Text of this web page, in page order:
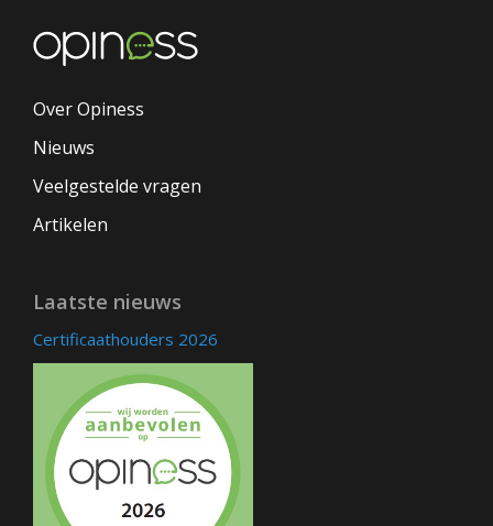
Over Opiness
Nieuws
Veelgestelde vragen
Artikelen
Laatste nieuws
Certificaathouders 2026